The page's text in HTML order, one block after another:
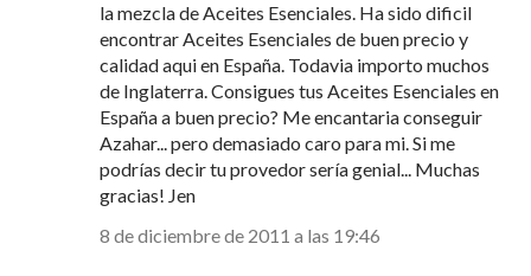
la mezcla de Aceites Esenciales. Ha sido dificil
encontrar Aceites Esenciales de buen precio y
calidad aqui en España. Todavia importo muchos
de Inglaterra. Consigues tus Aceites Esenciales en
España a buen precio? Me encantaria conseguir
Azahar... pero demasiado caro para mi. Si me
podrías decir tu provedor sería genial... Muchas
gracias! Jen
8 de diciembre de 2011 a las 19:46